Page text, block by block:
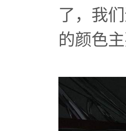
了，我
的颜色